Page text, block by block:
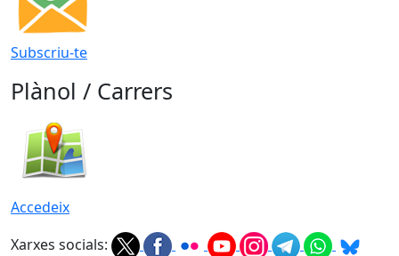
Subscriu-te
Plànol / Carrers
Accedeix
Xarxes socials: